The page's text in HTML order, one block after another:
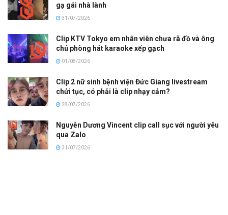
gạ gái nhà lành
31/07/2026
Clip KTV Tokyo em nhân viên chưa rã đồ và ông
chú phòng hát karaoke xếp gạch
01/08/2026
Clip 2 nữ sinh bệnh viện Đức Giang livestream
chửi tục, có phải là clip nhạy cảm?
28/07/2026
Nguyễn Dương Vincent clip call sục với người yêu
qua Zalo
31/07/2026